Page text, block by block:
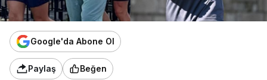
Google'da Abone Ol
Paylaş Beğen